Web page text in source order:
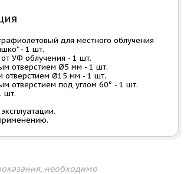
для местного облучения
- 1 шт.
УФ облучения - 1 шт.
отверстием Ø5 мм - 1 шт.
отверстием Ø15 мм - 1 шт.
отверстием под углом 60° - 1 шт.
шт.
необходимо